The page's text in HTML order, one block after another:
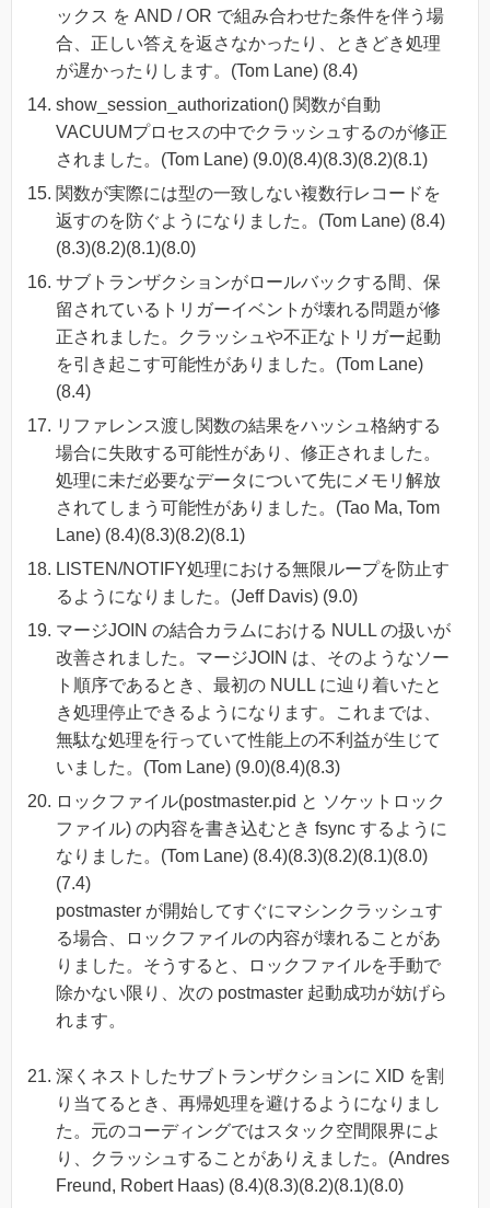
ックス を AND / OR で組み合わせた条件を伴う場
合、正しい答えを返さなかったり、ときどき処理
が遅かったりします。(Tom Lane) (8.4)
show_session_authorization() 関数が自動
VACUUMプロセスの中でクラッシュするのが修正
されました。(Tom Lane) (9.0)(8.4)(8.3)(8.2)(8.1)
関数が実際には型の一致しない複数行レコードを
返すのを防ぐようになりました。(Tom Lane) (8.4)
(8.3)(8.2)(8.1)(8.0)
サブトランザクションがロールバックする間、保
留されているトリガーイベントが壊れる問題が修
正されました。クラッシュや不正なトリガー起動
を引き起こす可能性がありました。(Tom Lane)
(8.4)
リファレンス渡し関数の結果をハッシュ格納する
場合に失敗する可能性があり、修正されました。
処理に未だ必要なデータについて先にメモリ解放
されてしまう可能性がありました。(Tao Ma, Tom
Lane) (8.4)(8.3)(8.2)(8.1)
LISTEN/NOTIFY処理における無限ループを防止す
るようになりました。(Jeff Davis) (9.0)
マージJOIN の結合カラムにおける NULL の扱いが
改善されました。マージJOIN は、そのようなソー
ト順序であるとき、最初の NULL に辿り着いたと
き処理停止できるようになります。これまでは、
無駄な処理を行っていて性能上の不利益が生じて
いました。(Tom Lane) (9.0)(8.4)(8.3)
ロックファイル(postmaster.pid と ソケットロック
ファイル) の内容を書き込むとき fsync するように
なりました。(Tom Lane) (8.4)(8.3)(8.2)(8.1)(8.0)
(7.4)
postmaster が開始してすぐにマシンクラッシュす
る場合、ロックファイルの内容が壊れることがあ
りました。そうすると、ロックファイルを手動で
除かない限り、次の postmaster 起動成功が妨げら
れます。
深くネストしたサブトランザクションに XID を割
り当てるとき、再帰処理を避けるようになりまし
た。元のコーディングではスタック空間限界によ
り、クラッシュすることがありえました。(Andres
Freund, Robert Haas) (8.4)(8.3)(8.2)(8.1)(8.0)